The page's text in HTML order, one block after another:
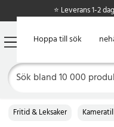
Hoppa till
Hoppa till sök
⭐ Leverans 1-2
Fritid & Leksaker